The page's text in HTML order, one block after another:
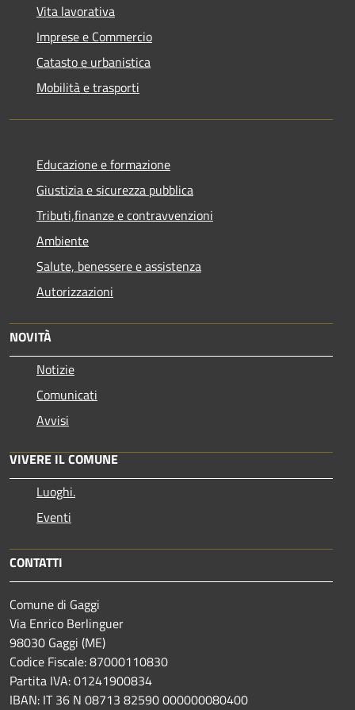
Vita lavorativa
Imprese e Commercio
Catasto e urbanistica
Mobilità e trasporti
Educazione e formazione
Giustizia e sicurezza pubblica
Tributi,finanze e contravvenzioni
Ambiente
Salute, benessere e assistenza
Autorizzazioni
NOVITÀ
Notizie
Comunicati
Avvisi
VIVERE IL COMUNE
Luoghi.
Eventi
CONTATTI
Comune di Gaggi
Via Enrico Berlinguer
98030 Gaggi (ME)
Codice Fiscale: 87000110830
Partita IVA: 01241900834
IBAN: IT 36 N 08713 82590 000000080400